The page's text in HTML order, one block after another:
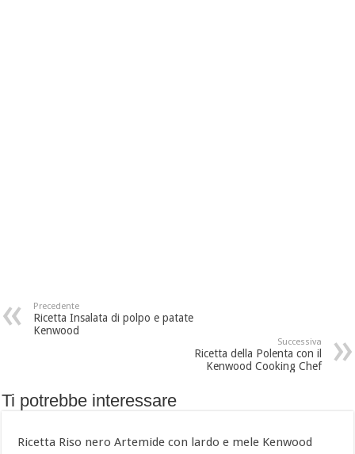
Precedente
Ricetta Insalata di polpo e patate
Kenwood
Successiva
Ricetta della Polenta con il
Kenwood Cooking Chef
Ti potrebbe interessare
Ricetta Riso nero Artemide con lardo e mele Kenwood